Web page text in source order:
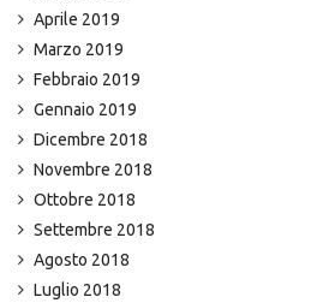
Aprile 2019
Marzo 2019
Febbraio 2019
Gennaio 2019
Dicembre 2018
Novembre 2018
Ottobre 2018
Settembre 2018
Agosto 2018
Luglio 2018